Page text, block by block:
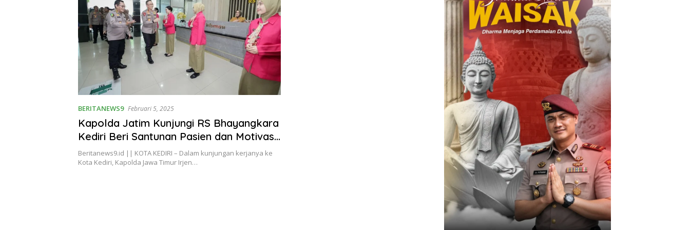
BERITANEWS9 Februari 5, 2025
Kapolda Jatim Kunjungi RS Bhayangkara
Kediri Beri Santunan Pasien dan Motivasi
Tenaga Medis
Beritanews9.id || KOTA KEDIRI – Dalam kunjungan kerjanya ke
Kota Kediri, Kapolda Jawa Timur Irjen…